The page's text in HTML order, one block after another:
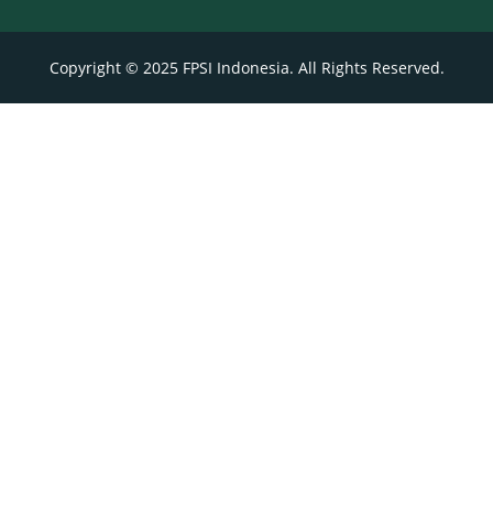
Copyright © 2025 FPSI Indonesia. All Rights Reserved.